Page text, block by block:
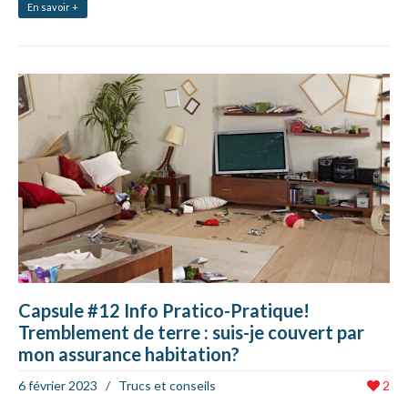
En savoir +
Capsule #12 Info Pratico-Pratique!
Tremblement de terre : suis-je couvert par
mon assurance habitation?
2
6 février 2023 / Trucs et conseils